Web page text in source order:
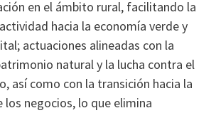
en el ámbito rural, facilitando la
hacia la economía verde y
actuaciones alineadas con la
natural y la lucha contra el
así como con la transición hacia la
negocios, lo que elimina